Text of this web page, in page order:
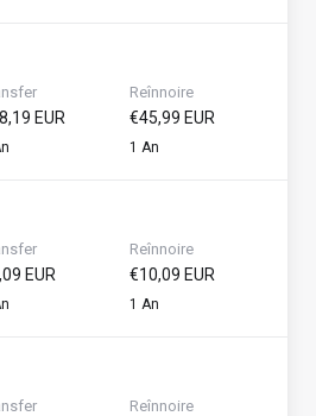
EUR
Reînnoire
€45,99 EUR
1 An
EUR
Reînnoire
€10,09 EUR
1 An
Reînnoire